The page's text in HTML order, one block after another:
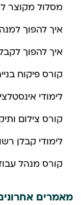
מסלול מקוצר
איך להפוך
איך להפוך
קורס פיקוח
לימודי
קורס צילום
לימודי קבלן
קורס מנהל
מאמרים